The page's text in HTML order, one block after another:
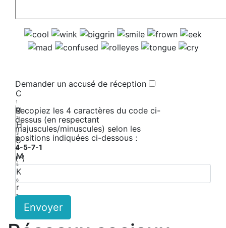
Demander un accusé de réception
C
1
g
2
H
3
5
4
M
5
K
6
r
7
Recopiez les 4 caractères du code ci-
dessus (en respectant
majuscules/minuscules) selon les
positions indiquées ci-dessous :
4-5-7-1
(*)
Envoyer